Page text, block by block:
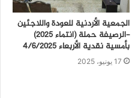
الجمعية الأردنية للعودة واللاجئين
-الرصيفة حملة (انتماء ٢٠٢٥)
بأمسية نقدية الأربعاء ٤/٦/٢٠٢٥
17 يونيو، 2025